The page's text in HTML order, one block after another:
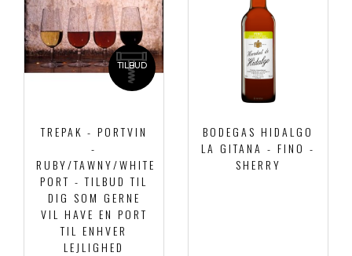
TILBUD
TREPAK - PORTVIN
-
RUBY/TAWNY/WHITE
PORT - TILBUD TIL
DIG SOM GERNE
VIL HAVE EN PORT
TIL ENHVER
LEJLIGHED
BODEGAS HIDALGO
LA GITANA - FINO -
SHERRY